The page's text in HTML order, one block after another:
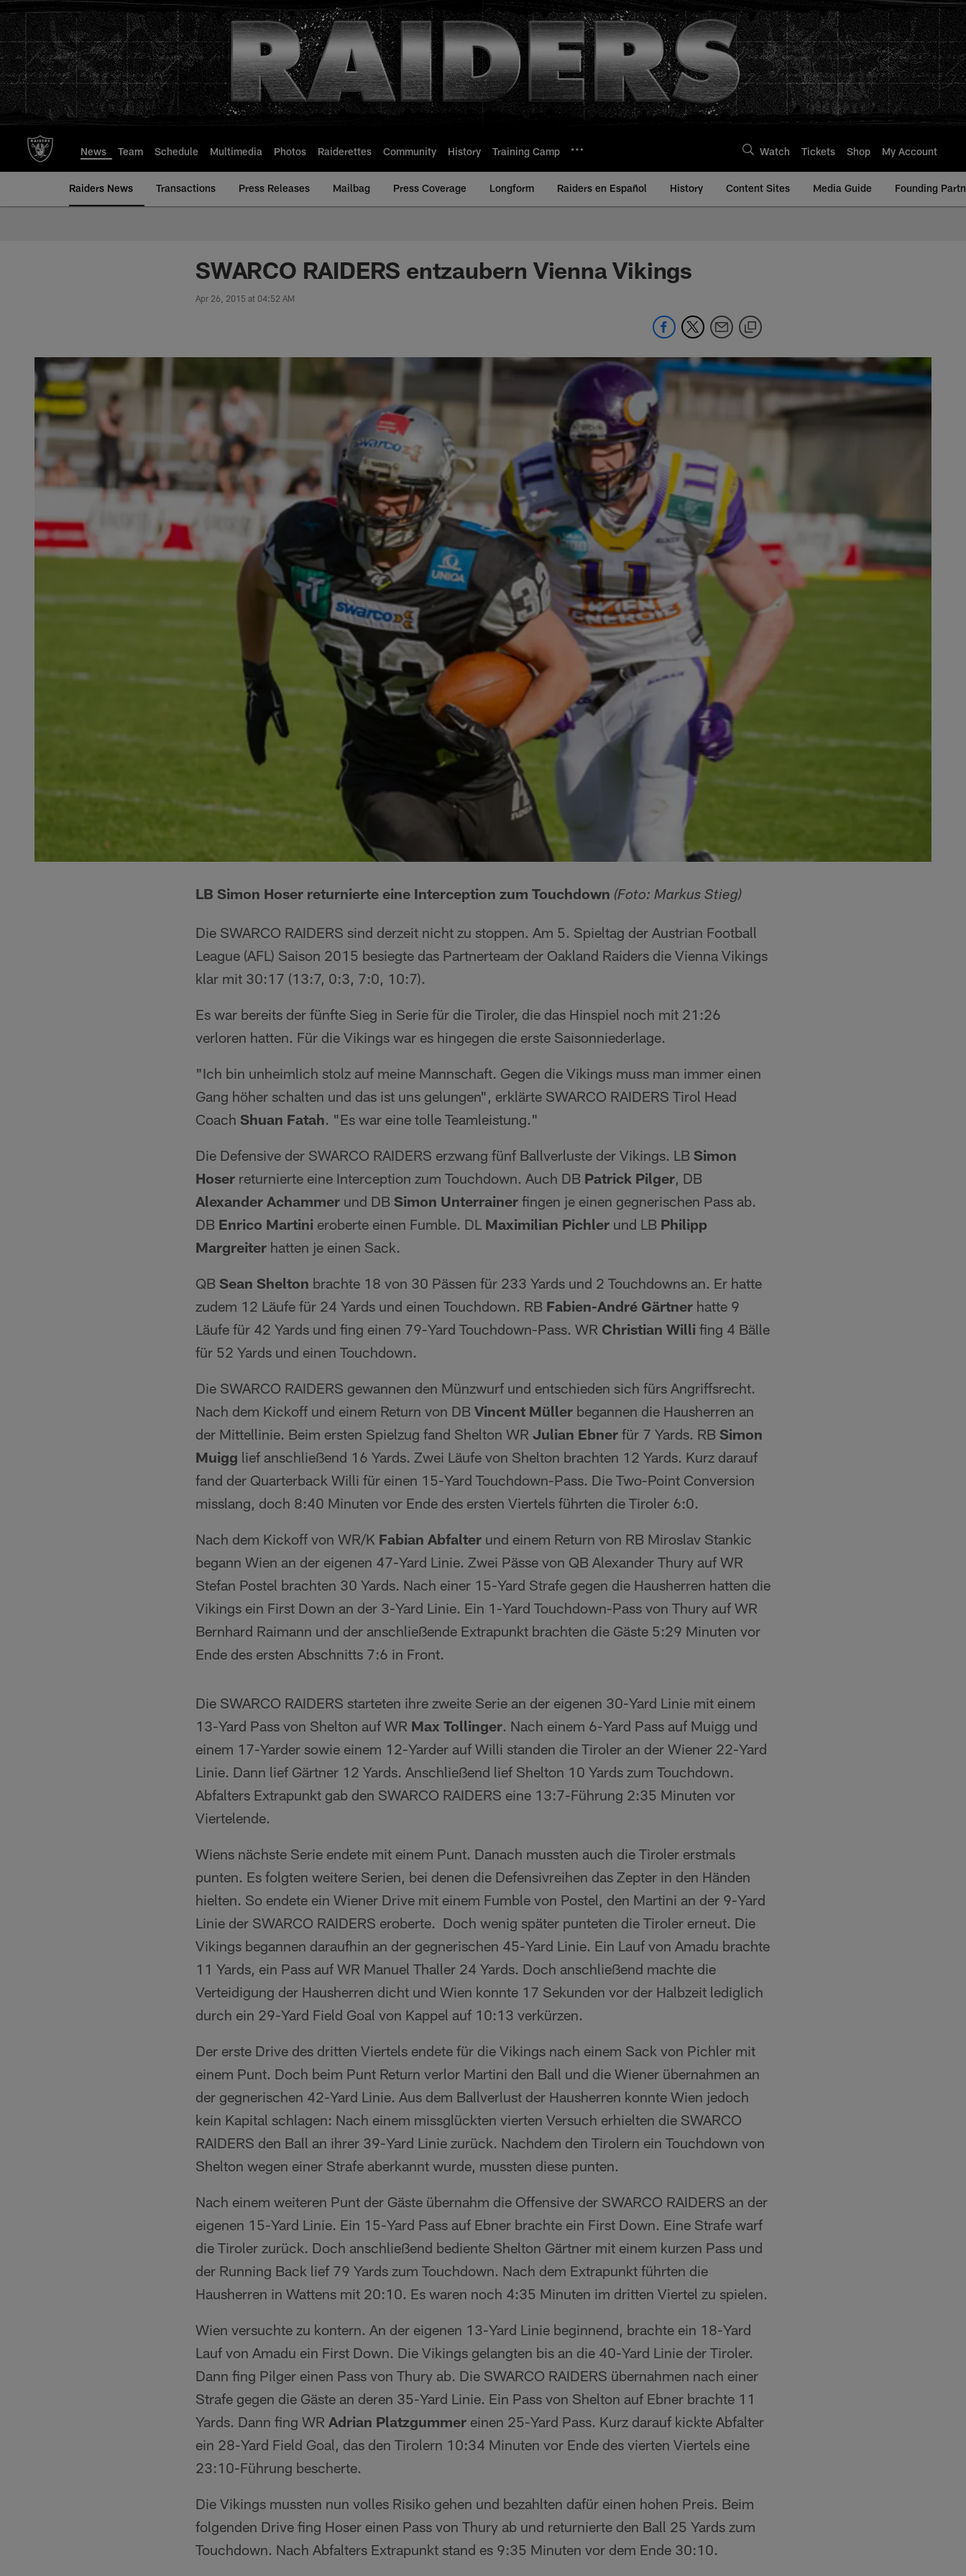
to
main
content
News Team Schedule Multimedia Photos Raiderettes Community History Training Camp Watch Tickets Shop My Account
Raiders News Transactions Press Releases Mailbag Press Coverage Longform Raiders en Español History Content Sites Media Guide Founding
SWARCO RAIDERS entzaubern Vienna Vikings
Apr 26, 2015 at 04:52 AM
LB Simon Hoser returnierte eine Interception zum Touchdown (Foto: Markus Stieg)
Die SWARCO RAIDERS sind derzeit nicht zu stoppen. Am 5. Spieltag der Austrian Football
League (AFL) Saison 2015 besiegte das Partnerteam der Oakland Raiders die Vienna Vikings
klar mit 30:17 (13:7, 0:3, 7:0, 10:7).
Es war bereits der fünfte Sieg in Serie für die Tiroler, die das Hinspiel noch mit 21:26
verloren hatten. Für die Vikings war es hingegen die erste Saisonniederlage.
"Ich bin unheimlich stolz auf meine Mannschaft. Gegen die Vikings muss man immer einen
Gang höher schalten und das ist uns gelungen", erklärte SWARCO RAIDERS Tirol Head
Coach Shuan Fatah. "Es war eine tolle Teamleistung."
Die Defensive der SWARCO RAIDERS erzwang fünf Ballverluste der Vikings. LB Simon
Hoser returnierte eine Interception zum Touchdown. Auch DB Patrick Pilger, DB
Alexander Achammer und DB Simon Unterrainer fingen je einen gegnerischen Pass ab.
DB Enrico Martini eroberte einen Fumble. DL Maximilian Pichler und LB Philipp
Margreiter hatten je einen Sack.
QB Sean Shelton brachte 18 von 30 Pässen für 233 Yards und 2 Touchdowns an. Er hatte
zudem 12 Läufe für 24 Yards und einen Touchdown. RB Fabien-André Gärtner hatte 9
Läufe für 42 Yards und fing einen 79-Yard Touchdown-Pass. WR Christian Willi fing 4 Bälle
für 52 Yards und einen Touchdown.
Die SWARCO RAIDERS gewannen den Münzwurf und entschieden sich fürs Angriffsrecht.
Nach dem Kickoff und einem Return von DB Vincent Müller begannen die Hausherren an
der Mittellinie. Beim ersten Spielzug fand Shelton WR Julian Ebner für 7 Yards. RB Simon
Muigg lief anschließend 16 Yards. Zwei Läufe von Shelton brachten 12 Yards. Kurz darauf
fand der Quarterback Willi für einen 15-Yard Touchdown-Pass. Die Two-Point Conversion
misslang, doch 8:40 Minuten vor Ende des ersten Viertels führten die Tiroler 6:0.
Nach dem Kickoff von WR/K Fabian Abfalter und einem Return von RB Miroslav Stankic
begann Wien an der eigenen 47-Yard Linie. Zwei Pässe von QB Alexander Thury auf WR
Stefan Postel brachten 30 Yards. Nach einer 15-Yard Strafe gegen die Hausherren hatten die
Vikings ein First Down an der 3-Yard Linie. Ein 1-Yard Touchdown-Pass von Thury auf WR
Bernhard Raimann und der anschließende Extrapunkt brachten die Gäste 5:29 Minuten vor
Ende des ersten Abschnitts 7:6 in Front.
Die SWARCO RAIDERS starteten ihre zweite Serie an der eigenen 30-Yard Linie mit einem
13-Yard Pass von Shelton auf WR Max Tollinger. Nach einem 6-Yard Pass auf Muigg und
einem 17-Yarder sowie einem 12-Yarder auf Willi standen die Tiroler an der Wiener 22-Yard
Linie. Dann lief Gärtner 12 Yards. Anschließend lief Shelton 10 Yards zum Touchdown.
Abfalters Extrapunkt gab den SWARCO RAIDERS eine 13:7-Führung 2:35 Minuten vor
Viertelende.
Wiens nächste Serie endete mit einem Punt. Danach mussten auch die Tiroler erstmals
punten. Es folgten weitere Serien, bei denen die Defensivreihen das Zepter in den Händen
hielten. So endete ein Wiener Drive mit einem Fumble von Postel, den Martini an der 9-Yard
Linie der SWARCO RAIDERS eroberte. Doch wenig später punteten die Tiroler erneut. Die
Vikings begannen daraufhin an der gegnerischen 45-Yard Linie. Ein Lauf von Amadu brachte
11 Yards, ein Pass auf WR Manuel Thaller 24 Yards. Doch anschließend machte die
Verteidigung der Hausherren dicht und Wien konnte 17 Sekunden vor der Halbzeit lediglich
durch ein 29-Yard Field Goal von Kappel auf 10:13 verkürzen.
Der erste Drive des dritten Viertels endete für die Vikings nach einem Sack von Pichler mit
einem Punt. Doch beim Punt Return verlor Martini den Ball und die Wiener übernahmen an
der gegnerischen 42-Yard Linie. Aus dem Ballverlust der Hausherren konnte Wien jedoch
kein Kapital schlagen: Nach einem missglückten vierten Versuch erhielten die SWARCO
RAIDERS den Ball an ihrer 39-Yard Linie zurück. Nachdem den Tirolern ein Touchdown von
Shelton wegen einer Strafe aberkannt wurde, mussten diese punten.
Nach einem weiteren Punt der Gäste übernahm die Offensive der SWARCO RAIDERS an der
eigenen 15-Yard Linie. Ein 15-Yard Pass auf Ebner brachte ein First Down. Eine Strafe warf
die Tiroler zurück. Doch anschließend bediente Shelton Gärtner mit einem kurzen Pass und
der Running Back lief 79 Yards zum Touchdown. Nach dem Extrapunkt führten die
Hausherren in Wattens mit 20:10. Es waren noch 4:35 Minuten im dritten Viertel zu spielen.
Wien versuchte zu kontern. An der eigenen 13-Yard Linie beginnend, brachte ein 18-Yard
Lauf von Amadu ein First Down. Die Vikings gelangten bis an die 40-Yard Linie der Tiroler.
Dann fing Pilger einen Pass von Thury ab. Die SWARCO RAIDERS übernahmen nach einer
Strafe gegen die Gäste an deren 35-Yard Linie. Ein Pass von Shelton auf Ebner brachte 11
Yards. Dann fing WR Adrian Platzgummer einen 25-Yard Pass. Kurz darauf kickte Abfalter
ein 28-Yard Field Goal, das den Tirolern 10:34 Minuten vor Ende des vierten Viertels eine
23:10-Führung bescherte.
Die Vikings mussten nun volles Risiko gehen und bezahlten dafür einen hohen Preis. Beim
folgenden Drive fing Hoser einen Pass von Thury ab und returnierte den Ball 25 Yards zum
Touchdown. Nach Abfalters Extrapunkt stand es 9:35 Minuten vor dem Ende 30:10.